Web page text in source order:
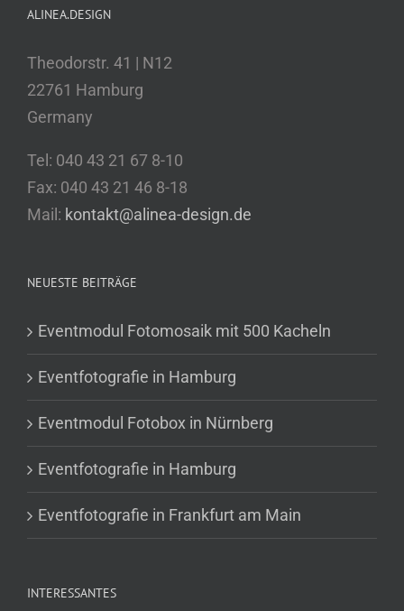
ALINEA.DESIGN
Theodorstr. 41 | N12
22761 Hamburg
Germany
Tel: 040 43 21 67 8-10
Fax: 040 43 21 46 8-18
Mail: kontakt@alinea-design.de
NEUESTE BEITRÄGE
Eventmodul Fotomosaik mit 500 Kacheln
Eventfotografie in Hamburg
Eventmodul Fotobox in Nürnberg
Eventfotografie in Hamburg
Eventfotografie in Frankfurt am Main
INTERESSANTES